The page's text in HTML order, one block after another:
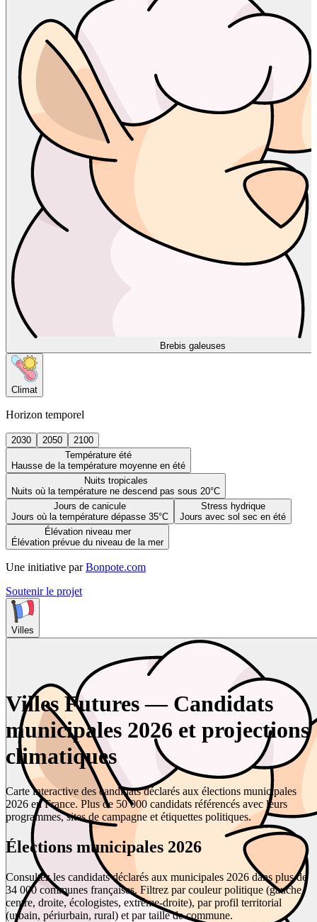
Brebis galeuses
Climat
Horizon temporel
2030 2050
2100
Température été
Hausse de la température moyenne en été
Nuits tropicales
Nuits où la température ne descend pas sous 20°C
Jours de canicule
Jours où la température dépasse 35°C
Stress hydrique
Jours avec sol sec en été
Élévation niveau mer
Élévation prévue du niveau de la mer
Une initiative par Bonpote.com
Soutenir le projet
Villes
Villes Futures — Candidats
municipales 2026 et projections
climatiques
Carte interactive des candidats déclarés aux élections municipales
2026 en France. Plus de 50 000 candidats référencés avec leurs
programmes, sites de campagne et étiquettes politiques.
Élections municipales 2026
Consultez les candidats déclarés aux municipales 2026 dans plus de
34 000 communes françaises. Filtrez par couleur politique (gauche,
centre, droite, écologistes, extrême-droite), par profil territorial
(urbain, périurbain, rural) et par taille de commune.